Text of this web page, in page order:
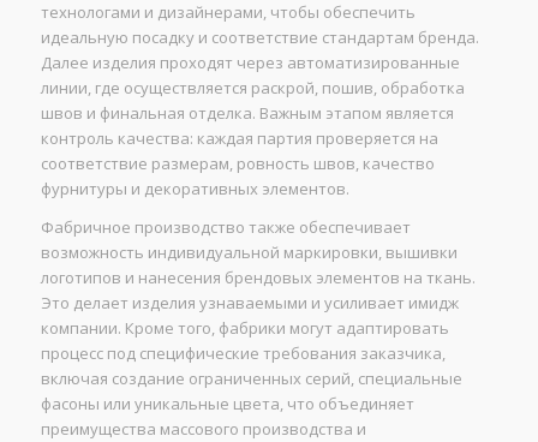
технологами и дизайнерами, чтобы обеспечить
идеальную посадку и соответствие стандартам бренда.
Далее изделия проходят через автоматизированные
линии, где осуществляется раскрой, пошив, обработка
швов и финальная отделка. Важным этапом является
контроль качества: каждая партия проверяется на
соответствие размерам, ровность швов, качество
фурнитуры и декоративных элементов.
Фабричное производство также обеспечивает
возможность индивидуальной маркировки, вышивки
логотипов и нанесения брендовых элементов на ткань.
Это делает изделия узнаваемыми и усиливает имидж
компании. Кроме того, фабрики могут адаптировать
процесс под специфические требования заказчика,
включая создание ограниченных серий, специальные
фасоны или уникальные цвета, что объединяет
преимущества массового производства и